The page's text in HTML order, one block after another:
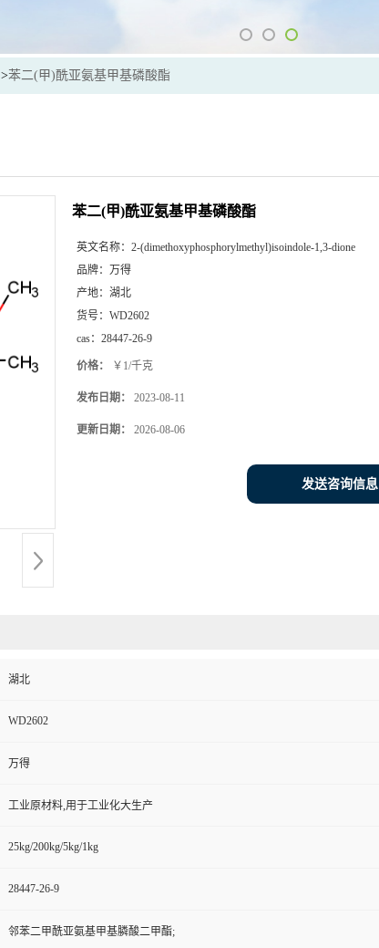
>苯二(甲)酰亚氨基甲基磷酸酯
苯二(甲)酰亚氨基甲基磷酸酯
英文名称： 2-(dimethoxyphosphorylmethyl)isoindole-1,3-dione
品牌： 万得
产地： 湖北
货号： WD2602
cas： 28447-26-9
价格： ￥1/千克
发布日期： 2023-08-11
更新日期： 2026-08-06
发送咨询信息
湖北
WD2602
万得
工业原材料,用于工业化大生产
25kg/200kg/5kg/1kg
28447-26-9
邻苯二甲酰亚氨基甲基膦酸二甲酯;